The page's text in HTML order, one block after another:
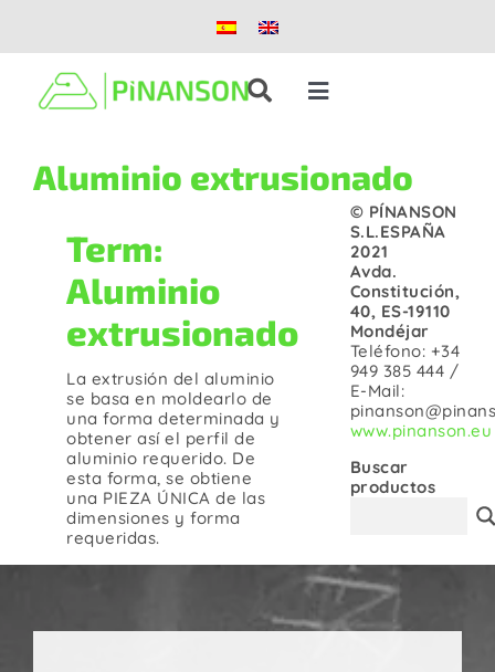
contenido
Toggle
Casos de éxito
Nosotros
Contacto
Aluminio extrusionado
Term:
Aluminio
extrusionado
La extrusión del aluminio
se basa en moldearlo de
una forma determinada y
obtener así el perfil de
aluminio requerido. De
esta forma, se obtiene
una PIEZA ÚNICA de las
dimensiones y forma
requeridas.
© PÍNANSON
S.L.ESPAÑA
2021
Avda.
Constitución,
40, ES-19110
Mondéjar
Teléfono: +34
949 385 444 /
E-Mail:
www.pinanson.eu
Buscar
productos